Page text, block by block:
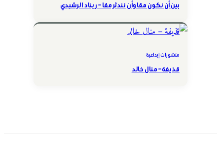
بين أن نكون معًا وأن نندثر معًا – ريناد الرشيدي
منشورات إبداعية
قذيفة – منال خالد